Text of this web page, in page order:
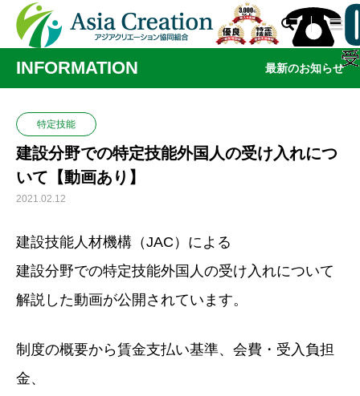

INFORMATION 最新のお知らせ
特定技能
建設分野での特定技能外国人の受け入れにつ
いて【動画あり】
2021.02.12
建設技能人材機構（JAC）による
建設分野での特定技能外国人の受け入れについて
解説した動画が公開されています。
制度の概要から賃金支払い基準、会費・受入負担
金、